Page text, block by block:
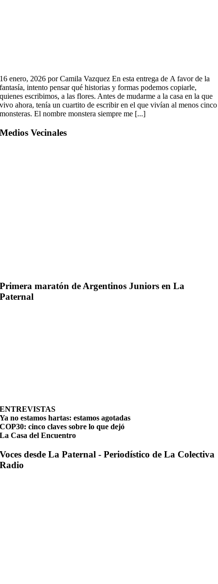
16 enero, 2026 por Camila Vazquez En esta entrega de A favor de la
fantasía, intento pensar qué historias y formas podemos copiarle,
quienes escribimos, a las flores. Antes de mudarme a la casa en la que
vivo ahora, tenía un cuartito de escribir en el que vivían al menos cinco
monsteras. El nombre monstera siempre me [...]
Medios Vecinales
Primera maratón de Argentinos Juniors en La
Paternal
ENTREVISTAS
Ya no estamos hartas: estamos agotadas
COP30: cinco claves sobre lo que dejó
La Casa del Encuentro
Voces desde La Paternal - Periodístico de La Colectiva
Radio